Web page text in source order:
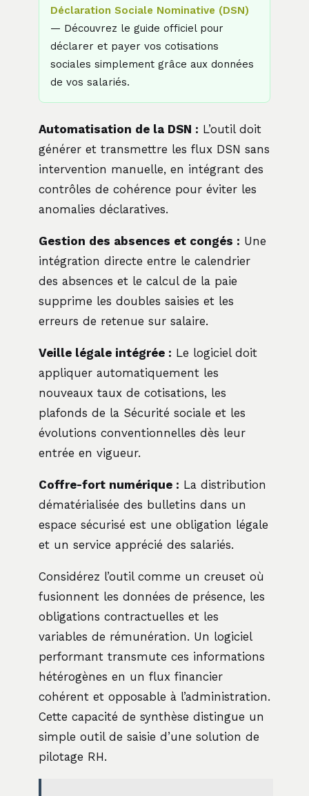
Déclaration Sociale Nominative (DSN)
— Découvrez le guide officiel pour
déclarer et payer vos cotisations
sociales simplement grâce aux données
de vos salariés.
Automatisation de la DSN : L’outil doit
générer et transmettre les flux DSN sans
intervention manuelle, en intégrant des
contrôles de cohérence pour éviter les
anomalies déclaratives.
Gestion des absences et congés : Une
intégration directe entre le calendrier
des absences et le calcul de la paie
supprime les doubles saisies et les
erreurs de retenue sur salaire.
Veille légale intégrée : Le logiciel doit
appliquer automatiquement les
nouveaux taux de cotisations, les
plafonds de la Sécurité sociale et les
évolutions conventionnelles dès leur
entrée en vigueur.
Coffre-fort numérique : La distribution
dématérialisée des bulletins dans un
espace sécurisé est une obligation légale
et un service apprécié des salariés.
Considérez l’outil comme un creuset où
fusionnent les données de présence, les
obligations contractuelles et les
variables de rémunération. Un logiciel
performant transmute ces informations
hétérogènes en un flux financier
cohérent et opposable à l’administration.
Cette capacité de synthèse distingue un
simple outil de saisie d’une solution de
pilotage RH.